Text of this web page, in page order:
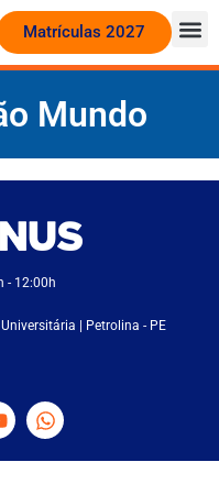
Matrículas 2027
Mundo
- 12:00h
| Petrolina - PE